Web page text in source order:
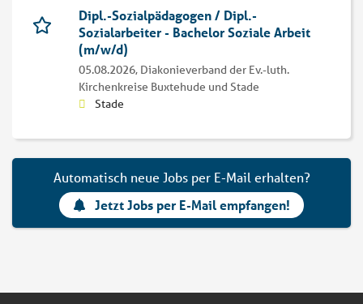
Dipl.-Sozialpädagogen / Dipl.-
Sozialarbeiter - Bachelor Soziale Arbeit
(m/w/d)
05.08.2026, Diakonieverband der Ev.-luth.
Kirchenkreise Buxtehude und Stade
Stade
Automatisch neue Jobs per E-Mail erhalten?
Jetzt Jobs per E-Mail empfangen!